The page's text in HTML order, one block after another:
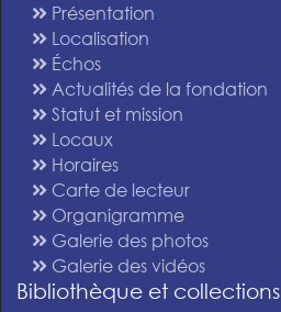
Présentation
Localisation
Échos
Actualités de la fondation
Statut et mission
Locaux
Horaires
Carte de lecteur
Organigramme
Galerie des photos
Galerie des vidéos
Bibliothèque et collections